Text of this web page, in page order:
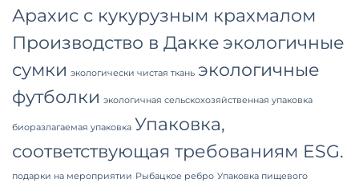
Арахис с кукурузным крахмалом
Производство в Дакке экологичные
сумки экологически чистая ткань экологичные
футболки экологичная сельскохозяйственная упаковка
биоразлагаемая упаковка Упаковка,
соответствующая требованиям ESG.
подарки на мероприятии Рыбацкое ребро Упаковка пищевого